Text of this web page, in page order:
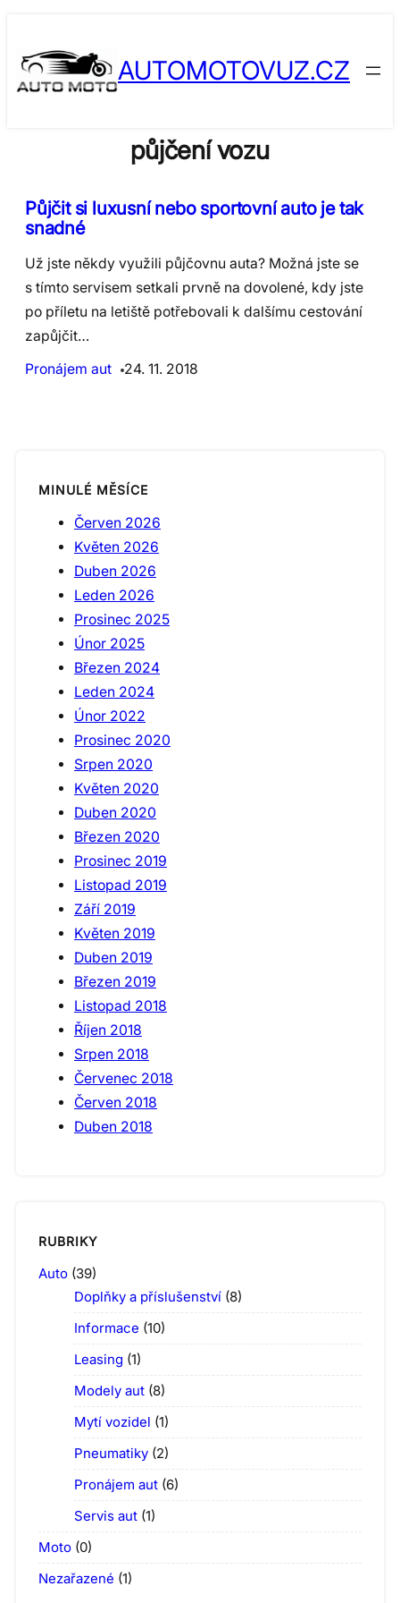
content
AUTOMOTOVUZ.CZ
půjčení vozu
Půjčit si luxusní nebo sportovní auto je tak
snadné
Už jste někdy využili půjčovnu auta? Možná jste se
s tímto servisem setkali prvně na dovolené, kdy jste
po příletu na letiště potřebovali k dalšímu cestování
zapůjčit…
Pronájem aut
24. 11. 2018
MINULÉ MĚSÍCE
Červen 2026
Květen 2026
Duben 2026
Leden 2026
Prosinec 2025
Únor 2025
Březen 2024
Leden 2024
Únor 2022
Prosinec 2020
Srpen 2020
Květen 2020
Duben 2020
Březen 2020
Prosinec 2019
Listopad 2019
Září 2019
Květen 2019
Duben 2019
Březen 2019
Listopad 2018
Říjen 2018
Srpen 2018
Červenec 2018
Červen 2018
Duben 2018
RUBRIKY
Auto (39)
Doplňky a příslušenství (8)
Informace (10)
Leasing (1)
Modely aut (8)
Mytí vozidel (1)
Pneumatiky (2)
Pronájem aut (6)
Servis aut (1)
Moto (0)
Nezařazené (1)